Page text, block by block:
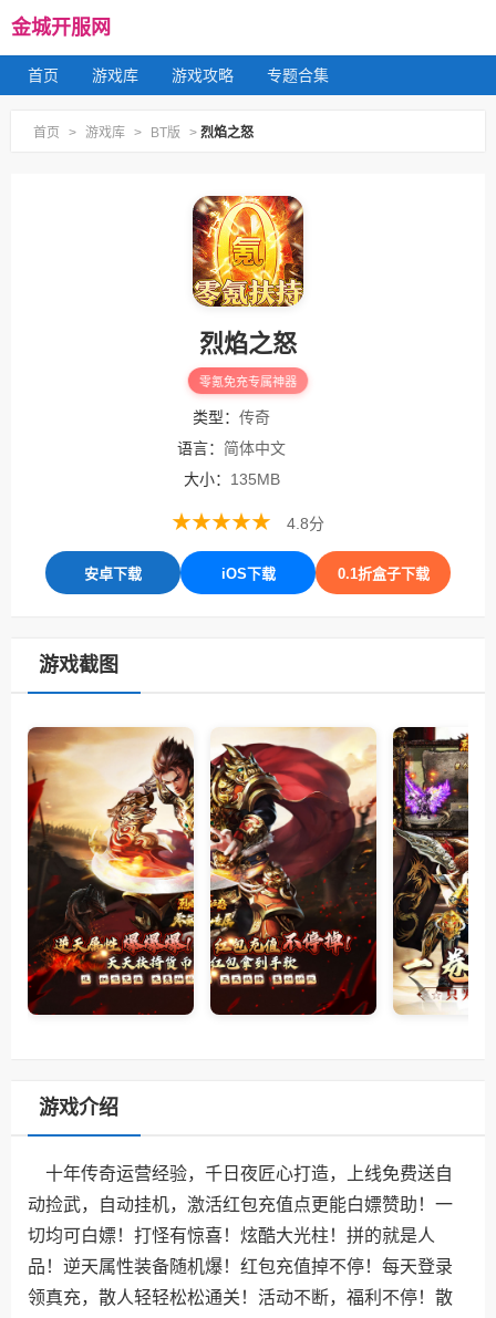
金城开服网
首页 游戏库 游戏攻略 专题合集
首页 > 游戏库 > BT版 > 烈焰之怒
烈焰之怒
零氪免充专属神器
类型： 传奇
语言： 简体中文
大小： 135MB
★★★★★ 4.8分
安卓下载 iOS下载 0.1折盒子下载
游戏截图
游戏介绍
十年传奇运营经验，千日夜匠心打造，上线免费送自
动捡武，自动挂机，激活红包充值点更能白嫖赞助！一
切均可白嫖！打怪有惊喜！炫酷大光柱！拼的就是人
品！逆天属性装备随机爆！红包充值掉不停！每天登录
领真充，散人轻轻松松通关！活动不断，福利不停！散